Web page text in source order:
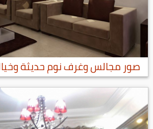
صور مجالس وغرف نوم حديثة وخيالية